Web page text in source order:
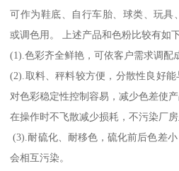
可作为鞋底、自行车胎、球类、玩
或调色用。 上述产品和色粉比较有如
(1).色彩齐全鲜艳，可依客户需求调配
(2).取料、秤料较方便，分散性良好能
对色彩稳定性控制容易，减少色差使
在操作时不飞散减少损耗，不污染厂房
(3).耐硫化、耐移色，硫化前后色差
会相互污染。